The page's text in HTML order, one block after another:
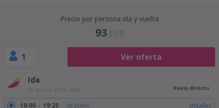
Precio por persona ida y vuelta
93 EUR
1 Ver oferta
Ida
25 dic (vie) BCN - MAD Vuelo directo
18:00 19:25 1h 25min detalles